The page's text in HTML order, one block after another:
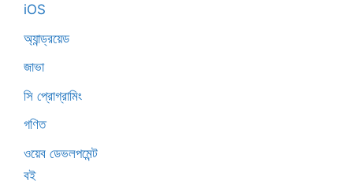
iOS
অ্যান্ড্রয়েড
জাভা
সি প্রোগ্রামিং
গণিত
ওয়েব ডেভলপমেন্ট
বই